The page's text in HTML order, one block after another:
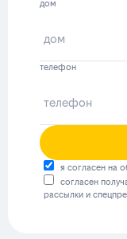
дом
телефон
я согласен на
согласен
рассылки и